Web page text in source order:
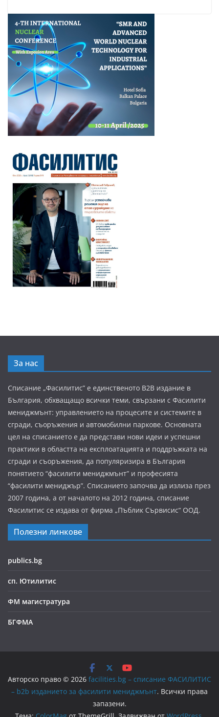
За нас
Списание „Фасилитис” е единственото B2B издание в
България, обхващащо всички теми, свързани с Фасилити
мениджмънт: управлението на процесите и системите в
сгради, съоръжения и автомобилни паркове. Основната
цел на списанието е да представи нови идеи и успешни
практики в областта на експлоатацията и поддръжката на
сгради и съоръжения, да популяризира в България
понятието “фасилити мениджмънт” и професията
“фасилити мениджър”. Списанието започва да излиза през
2007 година, а от началото на 2012 година, списание
Фасилитис се издава от фирма „Пъблик Сървисис“ ООД.
Полезни линкове
publics.bg
сп. Ютилитис
ФМ магистратура
БГФМА
Авторско право © 2026 facilities.bg – списание ФАСИЛИТИС
– b2b изданието за фасилити мениджмънт. Всички права
запазени.